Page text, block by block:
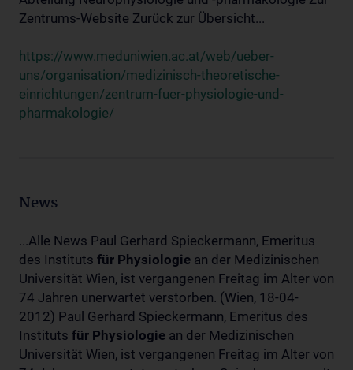
Zentrums-Website Zurück zur Übersicht...
https://www.meduniwien.ac.at/web/ueber-
uns/organisation/medizinisch-theoretische-
einrichtungen/zentrum-fuer-physiologie-und-
pharmakologie/
News
...Alle News Paul Gerhard Spieckermann, Emeritus
des Instituts für Physiologie an der Medizinischen
Universität Wien, ist vergangenen Freitag im Alter von
74 Jahren unerwartet verstorben. (Wien, 18-04-
2012) Paul Gerhard Spieckermann, Emeritus des
Instituts für Physiologie an der Medizinischen
Universität Wien, ist vergangenen Freitag im Alter von